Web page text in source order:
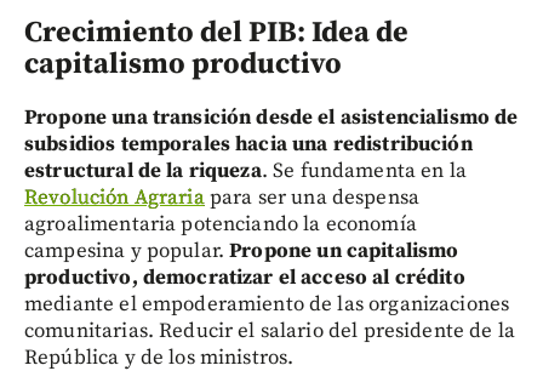
Crecimiento del PIB: Idea de
capitalismo productivo
Propone una transición desde el asistencialismo de
subsidios temporales hacia una redistribución
estructural de la riqueza. Se fundamenta en la
Revolución Agrariapara ser una despensa
agroalimentaria potenciando la economía
campesina y popular.Propone un capitalismo
productivo, democratizar el acceso al crédito
mediante el empoderamiento de las organizaciones
comunitarias. Reducir el salario del presidente de la
República y de los ministros.